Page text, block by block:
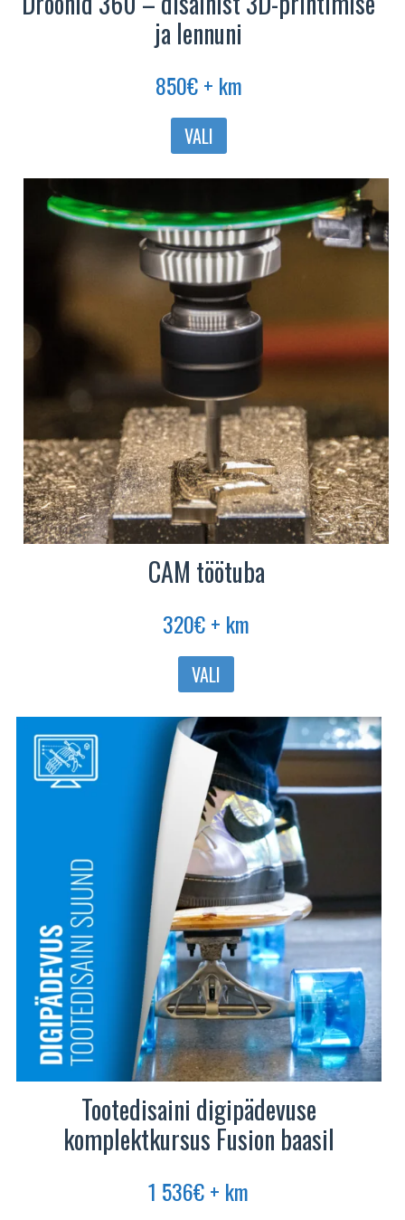
ja lennuni
850€+ km
VALI
Sellel
varianti.
Valikuid
saab
teha
tootelehel.
CAM töötuba
320€+ km
VALI
Sellel
mitu
varianti.
Valikuid
saab
teha
tootelehel.
Tootedisaini digipädevuse
komplektkursus Fusion baasil
1 536€+ km